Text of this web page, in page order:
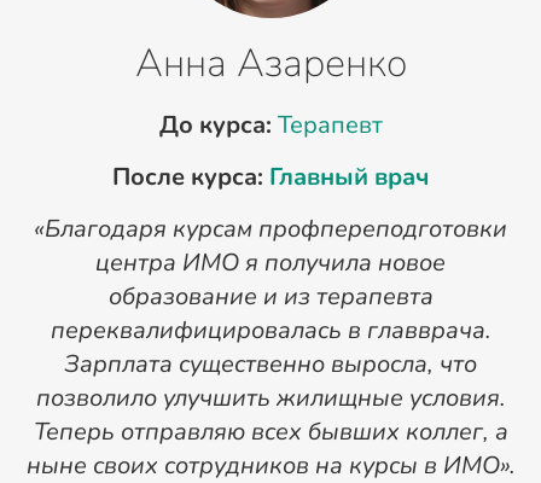
Анна Азаренко
До курса: Терапевт
После курса: Главный врач
«Благодаря курсам профпереподготовки
центра ИМО я получила новое
образование и из терапевта
переквалифицировалась в главврача.
Зарплата существенно выросла, что
позволило улучшить жилищные условия.
Теперь отправляю всех бывших коллег, а
ныне своих сотрудников на курсы в ИМО».